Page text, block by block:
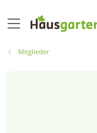
Mitglieder